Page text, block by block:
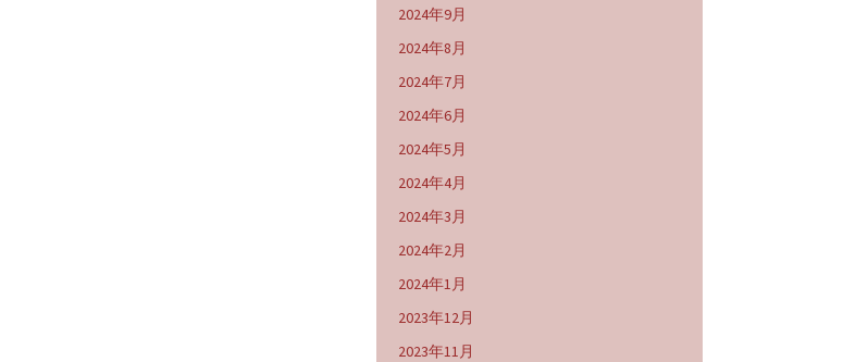
2024年9月
2024年8月
2024年7月
2024年6月
2024年5月
2024年4月
2024年3月
2024年2月
2024年1月
2023年12月
2023年11月